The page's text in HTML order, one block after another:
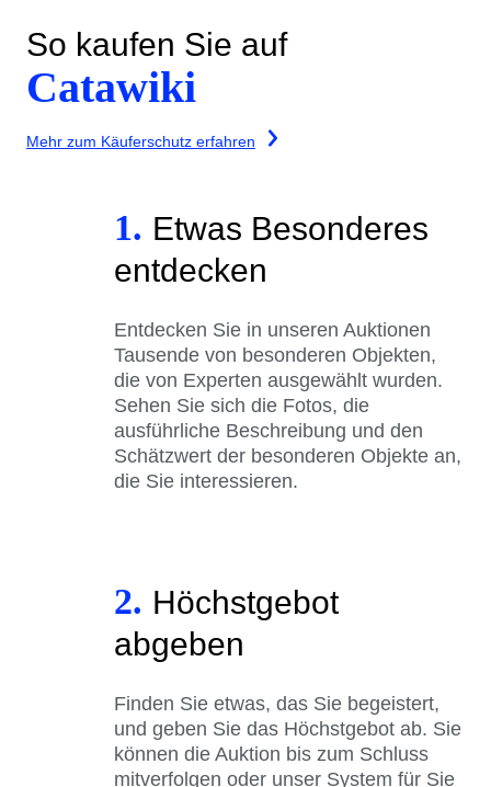
So kaufen Sie auf
Catawiki
Mehr zum Käuferschutz erfahren
1. Etwas Besonderes
entdecken
Entdecken Sie in unseren Auktionen
Tausende von besonderen Objekten,
die von Experten ausgewählt wurden.
Sehen Sie sich die Fotos, die
ausführliche Beschreibung und den
Schätzwert der besonderen Objekte an,
die Sie interessieren.
2. Höchstgebot
abgeben
Finden Sie etwas, das Sie begeistert,
und geben Sie das Höchstgebot ab. Sie
können die Auktion bis zum Schluss
mitverfolgen oder unser System für Sie